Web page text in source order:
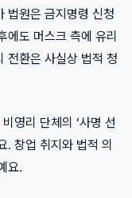
법원은 금지명령 신청
에도 머스크 측에 유리
전환은 사실상 법적 청
영리 단체의 ‘사명 선
. 창업 취지와 법적 의
요.